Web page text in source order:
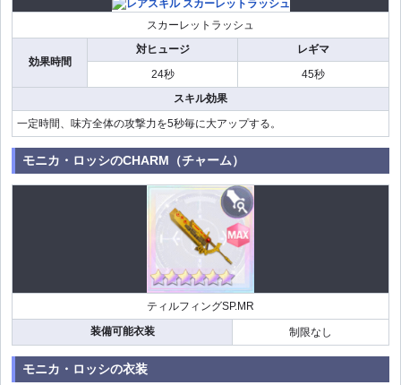
スカーレットラッシュ
効果時間
対ヒュージ
レギマ
24秒
45秒
スキル効果
一定時間、味方全体の攻撃力を5秒毎に大アップする。
モニカ・ロッシのCHARM（チャーム）
ティルフィングSP.MR
装備可能衣装
制限なし
モニカ・ロッシの衣装